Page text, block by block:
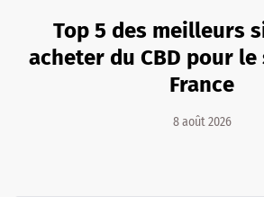
Top 5 des meilleurs
acheter du CBD pour
France
8 août 2026